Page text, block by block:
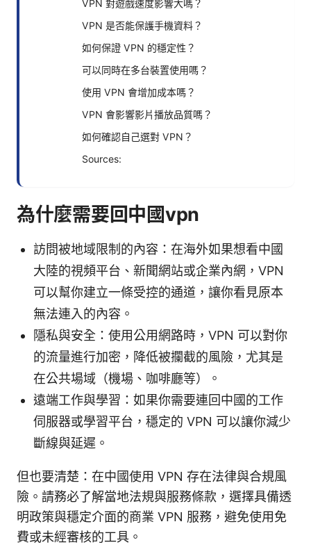
VPN 對遊戲速度影響大嗎？
VPN 是否能保護手機資料？
如何保證 VPN 的穩定性？
可以同時在多台裝置使用嗎？
使用 VPN 會增加成本嗎？
VPN 會影響影片播放品質嗎？
如何確認自己選對 VPN？
Sources:
為什麼需要回中國vpn
訪問被地域限制的內容：在海外如果想看中國
大陸的視頻平台、新聞網站或企業內網，VPN
可以幫你建立一條受控的通道，讓你看見原本
無法連入的內容。
隱私與安全：使用公用網路時，VPN 可以對你
的流量進行加密，降低被攔截的風險，尤其是
在公共場域（機場、咖啡廳等）。
遠端工作與學習：如果你需要連回中國的工作
伺服器或學習平台，穩定的 VPN 可以讓你減少
斷線與延遲。
但也要清楚：在中國使用 VPN 存在法律與合規風
險。請務必了解當地法規與服務條款，選擇具備透
明政策與穩定介面的商業 VPN 服務，避免使用免
費或未經審核的工具。